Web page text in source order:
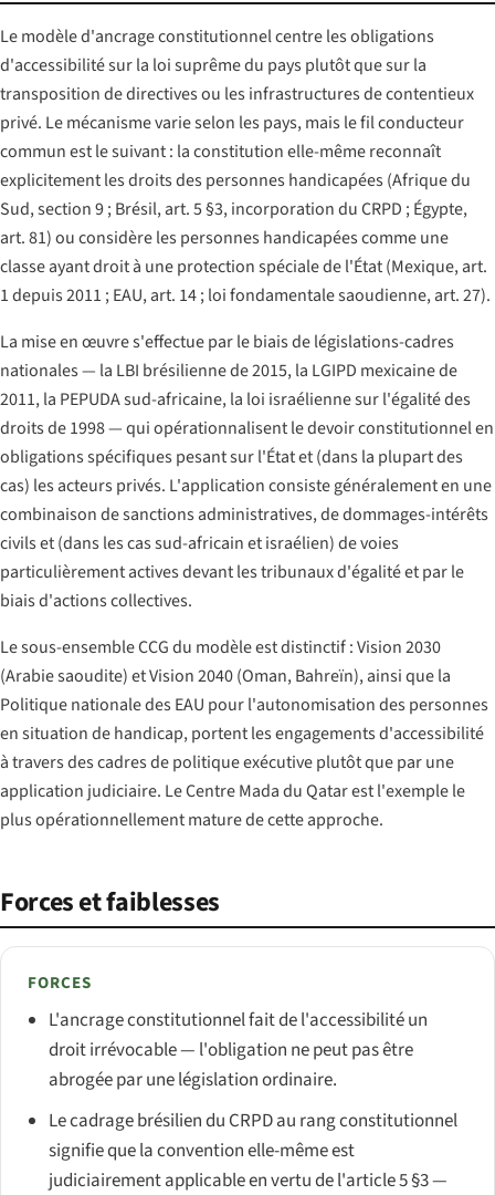
Le modèle d'ancrage constitutionnel centre les obligations
d'accessibilité sur la loi suprême du pays plutôt que sur la
transposition de directives ou les infrastructures de contentieux
privé. Le mécanisme varie selon les pays, mais le fil conducteur
commun est le suivant : la constitution elle-même reconnaît
explicitement les droits des personnes handicapées (Afrique du
Sud, section 9 ; Brésil, art. 5 §3, incorporation du CRPD ; Égypte,
art. 81) ou considère les personnes handicapées comme une
classe ayant droit à une protection spéciale de l'État (Mexique, art.
1 depuis 2011 ; EAU, art. 14 ; loi fondamentale saoudienne, art. 27).
La mise en œuvre s'effectue par le biais de législations-cadres
nationales — la LBI brésilienne de 2015, la LGIPD mexicaine de
2011, la PEPUDA sud-africaine, la loi israélienne sur l'égalité des
droits de 1998 — qui opérationnalisent le devoir constitutionnel en
obligations spécifiques pesant sur l'État et (dans la plupart des
cas) les acteurs privés. L'application consiste généralement en une
combinaison de sanctions administratives, de dommages-intérêts
civils et (dans les cas sud-africain et israélien) de voies
particulièrement actives devant les tribunaux d'égalité et par le
biais d'actions collectives.
Le sous-ensemble CCG du modèle est distinctif : Vision 2030
(Arabie saoudite) et Vision 2040 (Oman, Bahreïn), ainsi que la
Politique nationale des EAU pour l'autonomisation des personnes
en situation de handicap, portent les engagements d'accessibilité
à travers des cadres de politique exécutive plutôt que par une
application judiciaire. Le Centre Mada du Qatar est l'exemple le
plus opérationnellement mature de cette approche.
Forces et faiblesses
FORCES
L'ancrage constitutionnel fait de l'accessibilité un
droit irrévocable — l'obligation ne peut pas être
abrogée par une législation ordinaire.
Le cadrage brésilien du CRPD au rang constitutionnel
signifie que la convention elle-même est
judiciairement applicable en vertu de l'article 5 §3 —